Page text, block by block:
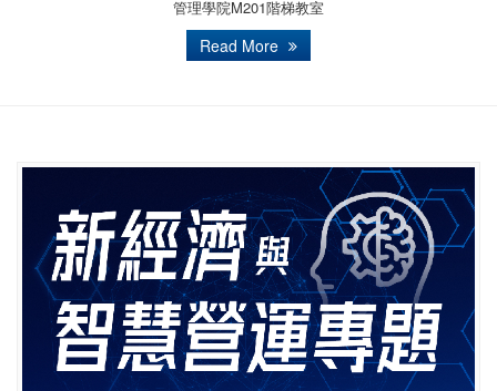
管理學院M201階梯教室
Read More